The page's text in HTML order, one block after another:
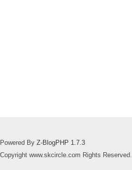
Powered By Z-BlogPHP 1.7.3
Copyright www.skcircle.com Rights Reserved.